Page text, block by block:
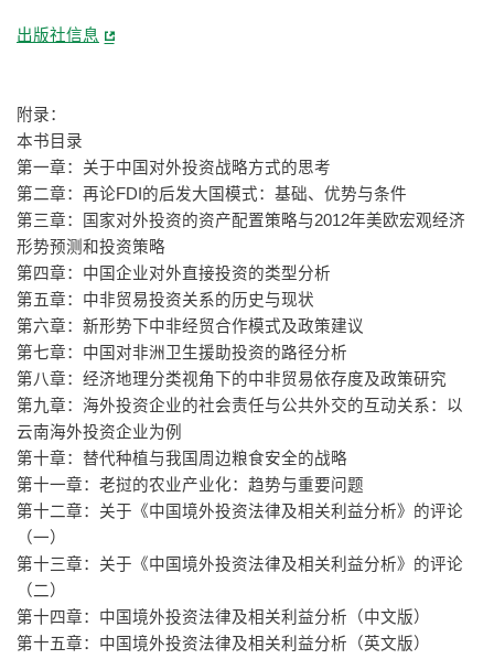
出版社信息
附录：
本书目录
第一章：关于中国对外投资战略方式的思考
第二章：再论FDI的后发大国模式：基础、优势与条件
第三章：国家对外投资的资产配置策略与2012年美欧宏观经济
形势预测和投资策略
第四章：中国企业对外直接投资的类型分析
第五章：中非贸易投资关系的历史与现状
第六章：新形势下中非经贸合作模式及政策建议
第七章：中国对非洲卫生援助投资的路径分析
第八章：经济地理分类视角下的中非贸易依存度及政策研究
第九章：海外投资企业的社会责任与公共外交的互动关系：以
云南海外投资企业为例
第十章：替代种植与我国周边粮食安全的战略
第十一章：老挝的农业产业化：趋势与重要问题
第十二章：关于《中国境外投资法律及相关利益分析》的评论
（一）
第十三章：关于《中国境外投资法律及相关利益分析》的评论
（二）
第十四章：中国境外投资法律及相关利益分析（中文版）
第十五章：中国境外投资法律及相关利益分析（英文版）